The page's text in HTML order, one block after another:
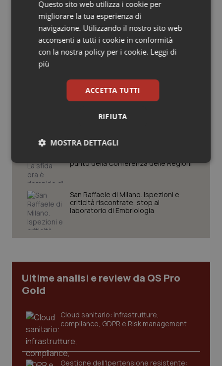
Salute orale & impianti
Sangue & coagulazione
Tiroide
Tumore al seno
Tumori del Polmone & Testa Collo
Tumori gastrointestinali
Ulcera & Reflusso
Vaccini
Potrebbe interessarti in
Lazio
Settimana della Scienza dello
Regione Lombardia scrive al ministro
fotografano la qualità reale del Ssn”
Case di comunità. La sfida ora è
punto della Conferenza delle Regioni
San Raffaele di Milano. Ispezioni e
criticità riscontrate, stop al
laboratorio di Embriologia
Ultime analisi e review da QS Pro
Gold
Cloud sanitario: infrastrutture,
compliance, GDPR e Risk management
Gestione dell'Ipertensione resistente:
Questo sito web utilizza i cookie per
migliorare la tua esperienza di
navigazione. Utilizzando il nostro sito web
acconsenti a tutti i cookie in conformità
con la nostra policy per i cookie. Leggi di
più
ACCETTA TUTTI
RIFIUTA
MOSTRA DETTAGLI
Necessari Statistici Marketing
sito web abilitandone funzionalità di base quali la
protette del sito. Il sito web non è in grado di
funzionare correttamente senza questi cookie.
VISITOR_PRIVACY_METADATA
YouTube
.youtube.com